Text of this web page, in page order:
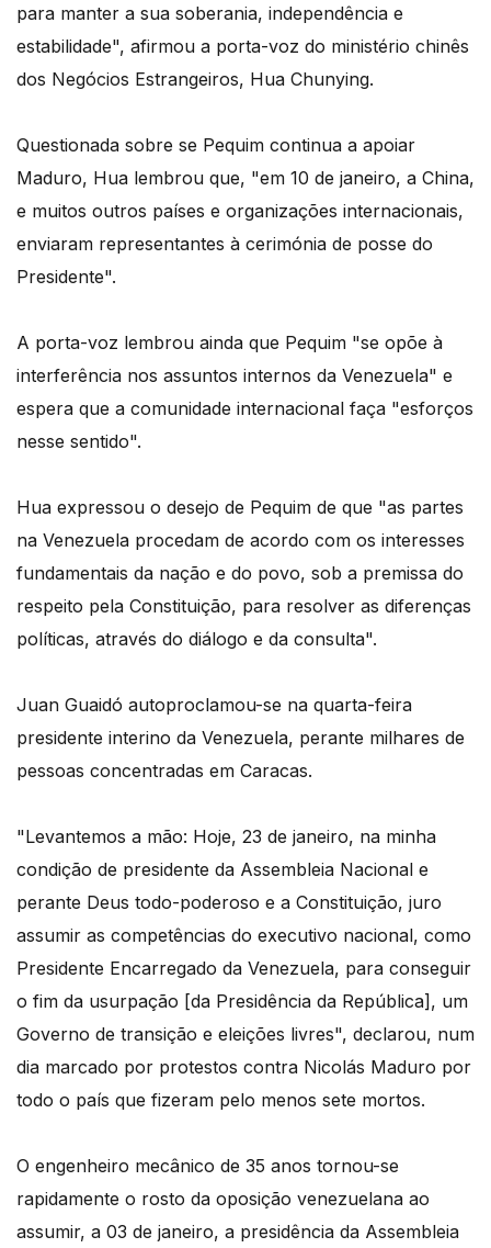
para manter a sua soberania, independência e
estabilidade", afirmou a porta-voz do ministério chinês
dos Negócios Estrangeiros, Hua Chunying.
Questionada sobre se Pequim continua a apoiar
Maduro, Hua lembrou que, "em 10 de janeiro, a China,
e muitos outros países e organizações internacionais,
enviaram representantes à cerimónia de posse do
Presidente".
A porta-voz lembrou ainda que Pequim "se opõe à
interferência nos assuntos internos da Venezuela" e
espera que a comunidade internacional faça "esforços
nesse sentido".
Hua expressou o desejo de Pequim de que "as partes
na Venezuela procedam de acordo com os interesses
fundamentais da nação e do povo, sob a premissa do
respeito pela Constituição, para resolver as diferenças
políticas, através do diálogo e da consulta".
Juan Guaidó autoproclamou-se na quarta-feira
presidente interino da Venezuela, perante milhares de
pessoas concentradas em Caracas.
"Levantemos a mão: Hoje, 23 de janeiro, na minha
condição de presidente da Assembleia Nacional e
perante Deus todo-poderoso e a Constituição, juro
assumir as competências do executivo nacional, como
Presidente Encarregado da Venezuela, para conseguir
o fim da usurpação [da Presidência da República], um
Governo de transição e eleições livres", declarou, num
dia marcado por protestos contra Nicolás Maduro por
todo o país que fizeram pelo menos sete mortos.
O engenheiro mecânico de 35 anos tornou-se
rapidamente o rosto da oposição venezuelana ao
assumir, a 03 de janeiro, a presidência da Assembleia